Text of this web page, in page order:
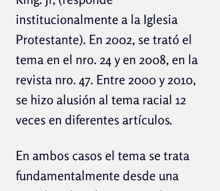
institucionalmente a la Iglesia
Protestante). En 2002, se trató el
tema en el nro. 24 y en 2008, en la
revista nro. 47. Entre 2000 y 2010,
se hizo alusión al tema racial 12
veces en diferentes artículos.
En ambos casos el tema se trata
fundamentalmente desde una